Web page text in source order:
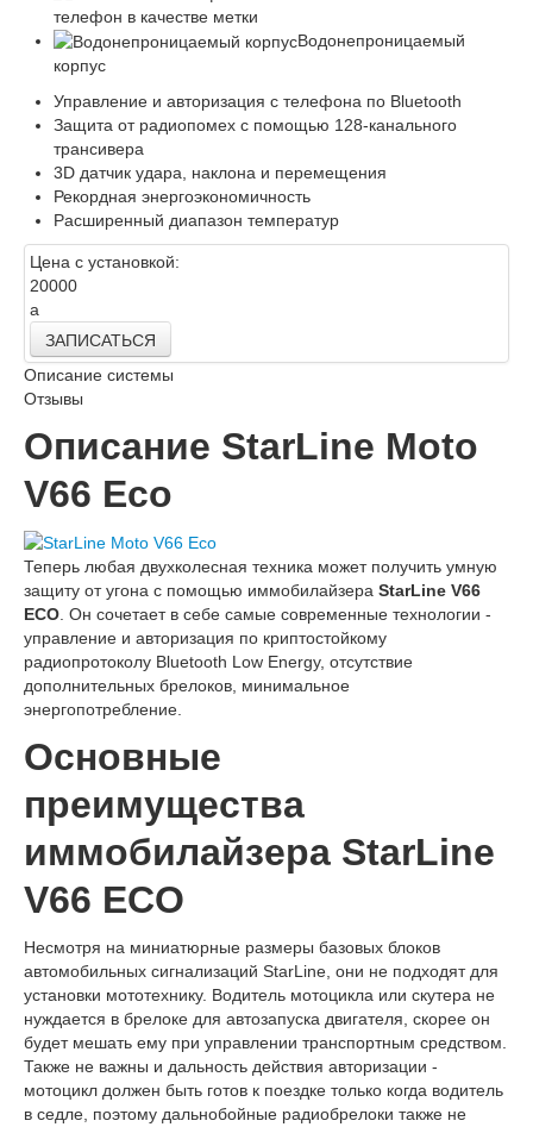
телефон в качестве метки
Водонепроницаемый
корпус
Управление и авторизация с телефона по Bluetooth
Защита от радиопомех с помощью 128-канального
трансивера
3D датчик удара, наклона и перемещения
Рекордная энергоэкономичность
Расширенный диапазон температур
Цена с установкой:
20000
a
ЗАПИСАТЬСЯ
Описание системы
Отзывы
Описание StarLine Moto
V66 Eco
Теперь любая двухколесная техника может получить умную
защиту от угона с помощью иммобилайзера StarLine V66
ECO . Он сочетает в себе самые современные технологии -
управление и авторизация по криптостойкому
радиопротоколу Bluetooth Low Energy, отсутствие
дополнительных брелоков, минимальное
энергопотребление.
Основные
преимущества
иммобилайзера StarLine
V66 ECO
Несмотря на миниатюрные размеры базовых блоков
автомобильных сигнализаций StarLine, они не подходят для
установки мототехнику. Водитель мотоцикла или скутера не
нуждается в брелоке для автозапуска двигателя, скорее он
будет мешать ему при управлении транспортным средством.
Также не важны и дальность действия авторизации -
мотоцикл должен быть готов к поездке только когда водитель
в седле, поэтому дальнобойные радиобрелоки также не